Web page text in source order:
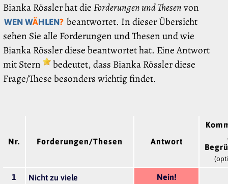
Bianka Rössler hat dieForderungen und Thesenvon
WEN WÄHLEN? beantwortet. In dieser Übersicht
sehen Sie alle Forderungen und Thesen und wie
Bianka Rössler diese beantwortet hat. Eine Antwort
mit Stern
bedeutet, dass Bianka Rössler diese
Frage/These besonders wichtig findet.
Nr. Forderungen/Thesen Antwort
1
Nicht zu viele
Nein!